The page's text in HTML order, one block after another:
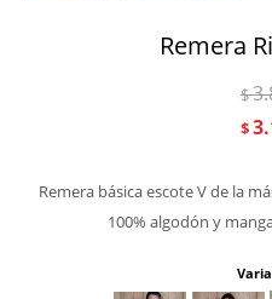
Remera
$
$
Remera básica escote V de la
100% algodón y